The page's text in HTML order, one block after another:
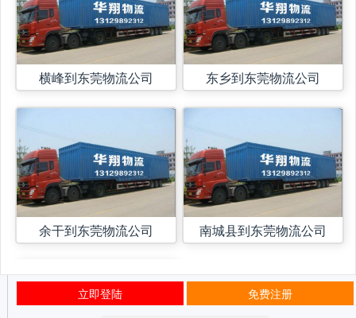
横峰到东莞物流公司
余干到东莞物流公司
东乡到东莞物流公司
南城县到东莞物流公司
立即登陆 免费注册